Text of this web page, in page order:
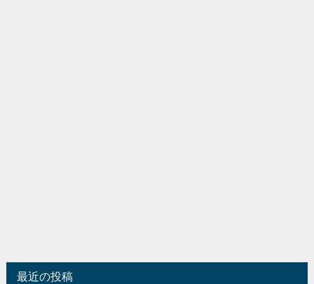
最近の投稿